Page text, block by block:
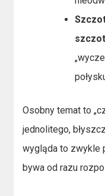
Osobny temat to
jednolitego,
wygląda to zwykle
bywa od razu